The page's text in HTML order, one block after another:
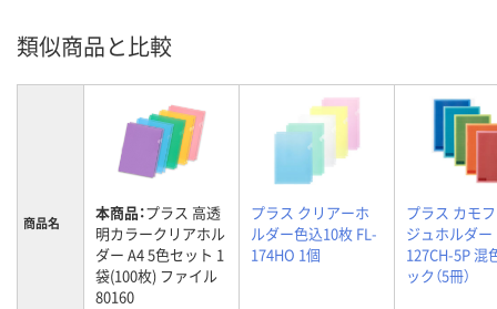
類似商品と比較
商品名 本商品：プラス 高透
明カラークリアホル
ダー A4 5色セット 1
袋(100枚) ファイル
80160
プラス クリアーホ
ルダー色込10枚 FL-
174HO 1個
プラス カモ
ジュホルダー
127CH-5P 混
ック（5冊）